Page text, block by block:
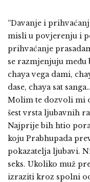
“Davanje i
misli u povjerenju i
prihvaćanje
se razmjenjuju među
chaya vega dami,
dase, chaya sat
Molim te dozvoli mi
šest vrsta ljubavnih
Najprije bih htio
koju Prabhupada
pokazatelja ljubavi.
seks. Ukoliko muž
izraziti kroz spolni